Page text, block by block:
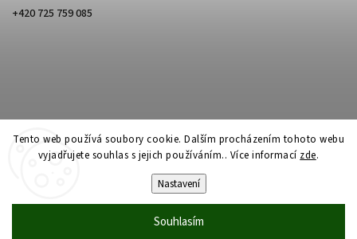
Tento web používá soubory cookie. Dalším procházením tohoto webu
vyjadřujete souhlas s jejich používáním.. Více informací zde.
Nastavení
Souhlasím
+420 725 759 085
Professor Onyx. Všechna práva vyhrazena.